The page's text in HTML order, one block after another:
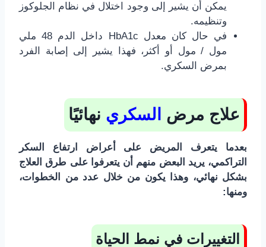
يمكن أن يشير إلى وجود اختلال في نظام الجلوكوز
وتنظيمه.
في حال كان معدل HbA1c داخل الدم 48 ملي
مول / مول أو أكثر، فهذا يشير إلى إصابة الفرد
بمرض السكري.
علاج مرض السكري نهائيًا
بعدما يتعرف المريض على أعراض ارتفاع السكر
التراكمي، يريد البعض منهم أن يتعرفوا على طرق العلاج
بشكل نهائي، وهذا يكون من خلال عدد من الخطوات،
ومنها:
التغييرات في نمط الحياة